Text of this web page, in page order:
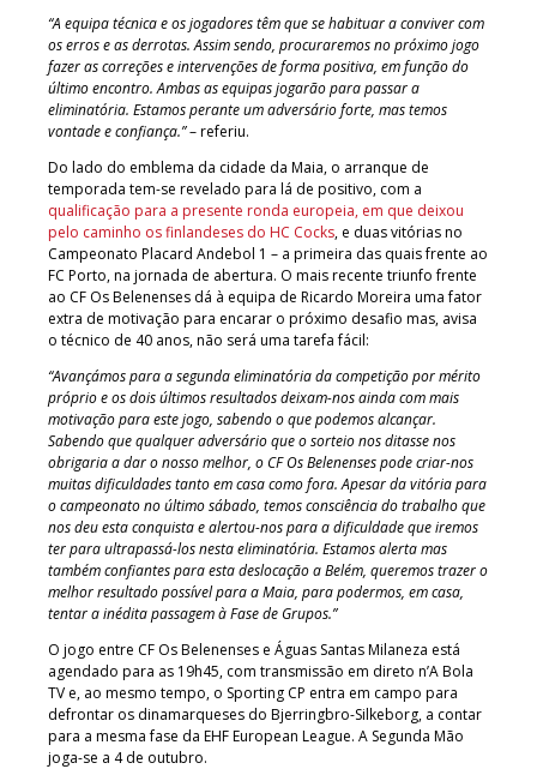
“A equipa técnica e os jogadores têm que se habituar a conviver com
os erros e as derrotas. Assim sendo, procuraremos no próximo jogo
fazer as correções e intervenções de forma positiva, em função do
último encontro. Ambas as equipas jogarão para passar a
eliminatória. Estamos perante um adversário forte, mas temos
vontade e confiança.”– referiu.
Do lado do emblema da cidade da Maia, o arranque de
temporada tem-se revelado para lá de positivo, com a
qualificação para a presente ronda europeia, em que deixou
pelo caminho os finlandeses do HC Cocks, e duas vitórias no
Campeonato Placard Andebol 1 – a primeira das quais frente ao
FC Porto, na jornada de abertura. O mais recente triunfo frente
ao CF Os Belenenses dá à equipa de Ricardo Moreira uma fator
extra de motivação para encarar o próximo desafio mas, avisa
o técnico de 40 anos, não será uma tarefa fácil:
“Avançámos para a segunda eliminatória da competição por mérito
próprio e os dois últimos resultados deixam-nos ainda com mais
motivação para este jogo, sabendo o que podemos alcançar.
Sabendo que qualquer adversário que o sorteio nos ditasse nos
obrigaria a dar o nosso melhor, o CF Os Belenenses pode criar-nos
muitas dificuldades tanto em casa como fora. Apesar da vitória para
o campeonato no último sábado, temos consciência do trabalho que
nos deu esta conquista e alertou-nos para a dificuldade que iremos
ter para ultrapassá-los nesta eliminatória. Estamos alerta mas
também confiantes para esta deslocação a Belém, queremos trazer o
melhor resultado possível para a Maia, para podermos, em casa,
tentar a inédita passagem à Fase de Grupos.”
O jogo entre CF Os Belenenses e Águas Santas Milaneza está
agendado para as 19h45, com transmissão em direto n’A Bola
TV e, ao mesmo tempo, o Sporting CP entra em campo para
defrontar os dinamarqueses do Bjerringbro-Silkeborg, a contar
para a mesma fase da EHF European League. A Segunda Mão
joga-se a 4 de outubro.